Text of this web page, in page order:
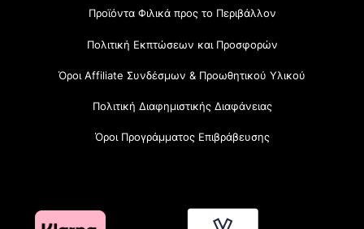
Προϊόντα Φιλικά προς το Περιβάλλον
Πολιτική Εκπτώσεων και Προσφορών
Όροι Affiliate Συνδέσμων & Προωθητικού Υλικού
Πολιτική Διαφημιστικής Διαφάνειας
Όροι Προγράμματος Επιβράβευσης